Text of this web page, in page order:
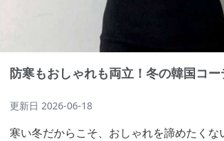
防寒もおしゃれも両立！冬の韓国コ
更新日 2026-06-18
寒い冬だからこそ、おしゃれを諦めたく